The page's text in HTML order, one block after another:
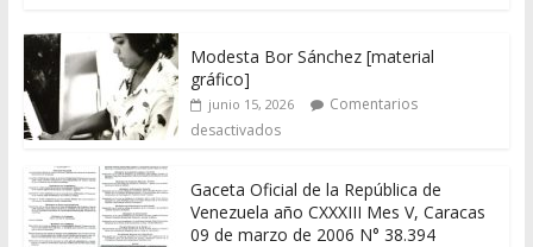
Modesta Bor Sánchez [material
gráfico]
junio 15, 2026
Comentarios
desactivados
Gaceta Oficial de la República de
Venezuela año CXXXIII Mes V, Caracas
09 de marzo de 2006 N° 38.394